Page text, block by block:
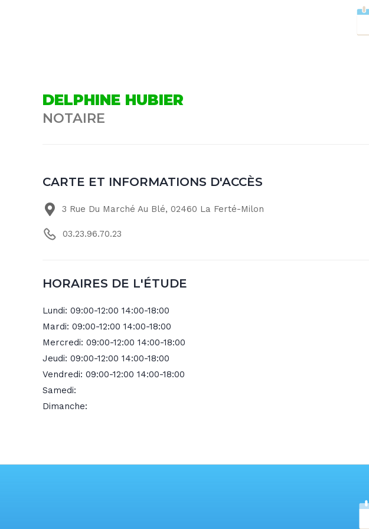
DELPHINE HUBIER
NOTAIRE
CARTE ET INFORMATIONS D'ACCÈS
3 Rue Du Marché Au Blé, 02460 La Ferté-Milon
03.23.96.70.23
HORAIRES DE L'ÉTUDE
Lundi: 09:00-12:00 14:00-18:00
Mardi: 09:00-12:00 14:00-18:00
Mercredi: 09:00-12:00 14:00-18:00
Jeudi: 09:00-12:00 14:00-18:00
Vendredi: 09:00-12:00 14:00-18:00
Samedi:
Dimanche: